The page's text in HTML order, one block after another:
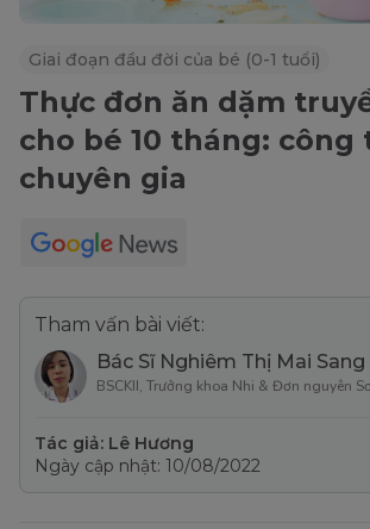
Giai đoạn đầu đời của bé (0-1 tuổi)
Thực đơn ăn dặm
cho bé 10 tháng: công
chuyên gia
Tham vấn bài viết:
Bác Sĩ Nghiêm Thị Mai Sang
BSCKII, Trưởng khoa Nhi & Đơn nguyên
Tác giả: Lê Hương
Ngày cập nhật: 10/08/2022